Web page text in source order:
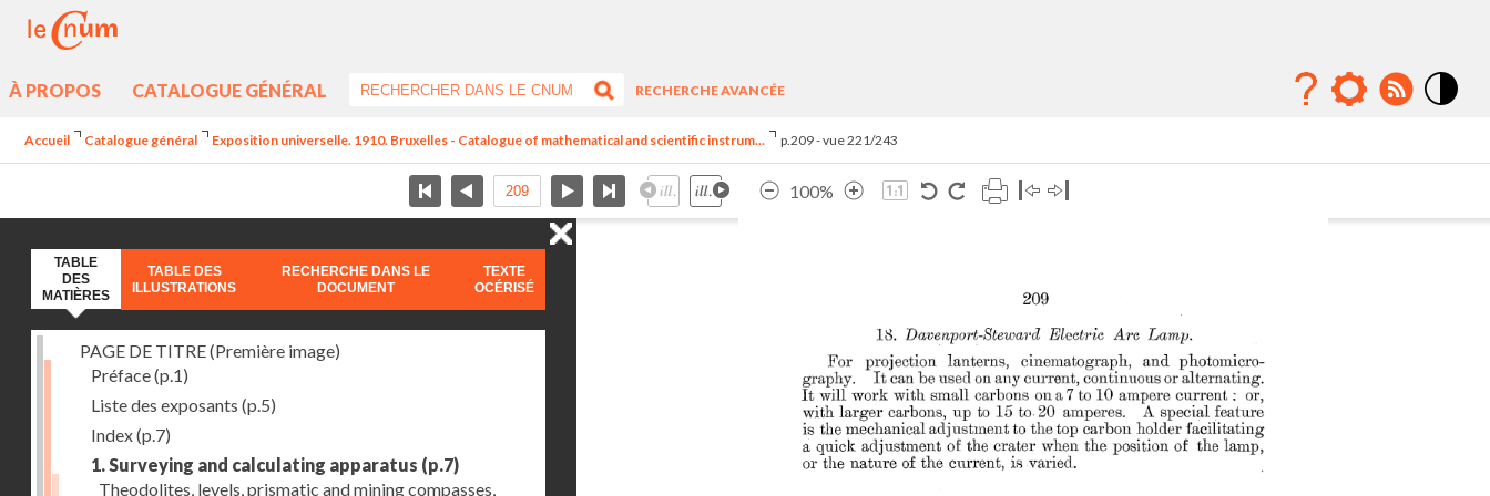
À PROPOS CATALOGUE GÉNÉRAL
RECHERCHE AVANCÉE
Accueil Catalogue général Exposition universelle. 1910. Bruxelles - Catalogue of mathematical and scientific instrum... p.209 - vue 221/243
100%
TABLE
DES
MATIÈRES
TABLE DES
ILLUSTRATIONS
RECHERCHE DANS LE
DOCUMENT
TEXTE
OCÉRISÉ
PAGE DE TITRE (Première image)
Préface(p.1)
Liste des exposants (p.5)
Index(p.7)
1. Surveying and calculating apparatus (p.7)
Theodolites, levels, prismatic and mining compasses,